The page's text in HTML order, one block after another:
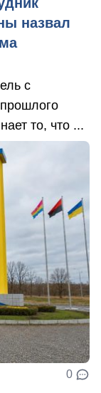
назвал
с
то, что ...
0